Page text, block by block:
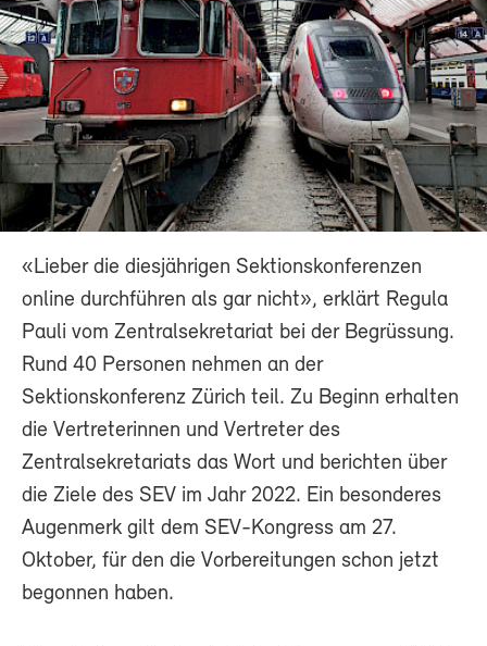
«Lieber die diesjährigen Sektionskonferenzen
online durchführen als gar nicht», erklärt Regula
Pauli vom Zentralsekretariat bei der Begrüssung.
Rund 40 Personen nehmen an der
Sektionskonferenz Zürich teil. Zu Beginn erhalten
die Vertreterinnen und Vertreter des
Zentralsekretariats das Wort und berichten über
die Ziele des SEV im Jahr 2022. Ein besonderes
Augenmerk gilt dem SEV-Kongress am 27.
Oktober, für den die Vorbereitungen schon jetzt
begonnen haben.